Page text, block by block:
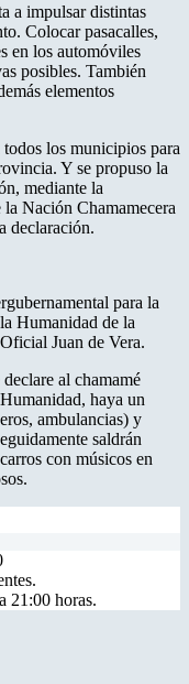
a impulsar distintas
Colocar pasacalles,
en los automóviles
posibles. También
elementos
los municipios para
Y se propuso la
mediante la
Nación Chamamecera
declaración.
para la
Humanidad de la
Juan de Vera.
al chamamé
haya un
ambulancias) y
saldrán
con músicos en
21:00 horas.